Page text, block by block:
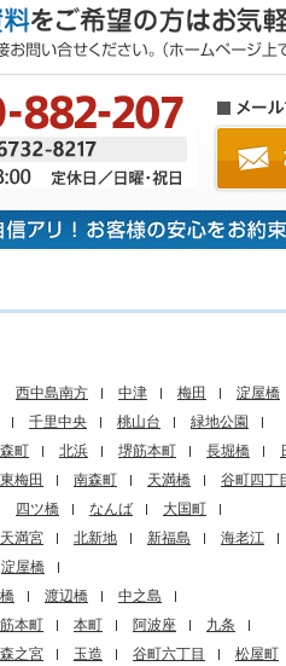
西中島南方 中津 梅田 淀屋橋
千里中央
桃山台
緑地公園
町
北浜 堺筋本町 長堀橋
東梅田
南森町 天満橋 谷町四丁
四ツ橋
なんば
大国町
満宮
北新地 新福島
海老江
淀屋橋
渡辺橋
中之島
本町
本町 阿波座
九条
森之宮
玉造 谷町六丁目 松屋町